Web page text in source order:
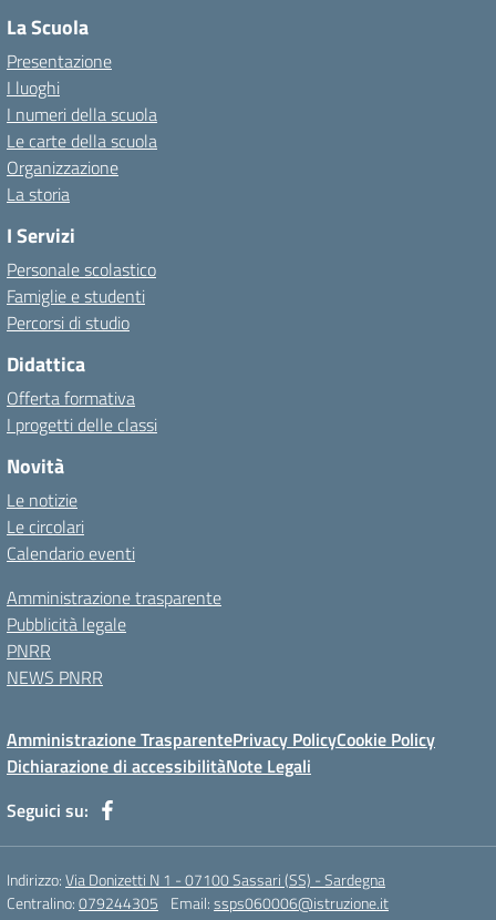
La Scuola
Presentazione
I luoghi
I numeri della scuola
Le carte della scuola
Organizzazione
La storia
I Servizi
Personale scolastico
Famiglie e studenti
Percorsi di studio
Didattica
Offerta formativa
I progetti delle classi
Novità
Le notizie
Le circolari
Calendario eventi
Amministrazione trasparente
Pubblicità legale
PNRR
NEWS PNRR
Amministrazione TrasparentePrivacy PolicyCookie Policy
Dichiarazione di accessibilitàNote Legali
Seguici su:
Indirizzo:Via Donizetti N 1 - 07100 Sassari (SS) - Sardegna
Centralino:079244305 Email:ssps060006@istruzione.it